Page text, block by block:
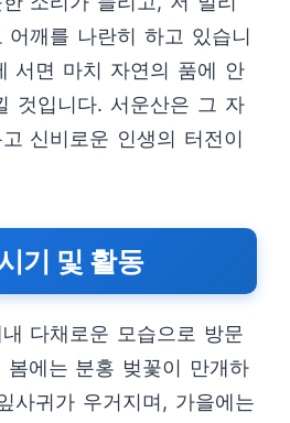
어깨를 나란히 하고 있습니
서면 마치 자연의 품에 안
것입니다. 서운산은 그 자
신비로운 인생의 터전이
기 및 활동
다채로운 모습으로 방문
봄에는 분홍 벚꽃이 만개하
사귀가 우거지며, 가을에는